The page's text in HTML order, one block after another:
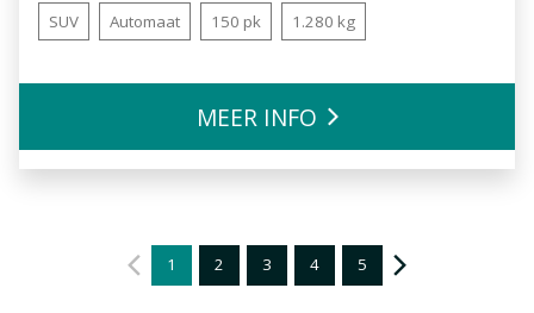
SUV Automaat 150 pk 1.280 kg
MEER INFO
1 2 3 4 5